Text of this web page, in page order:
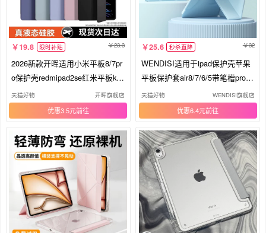
19.8 限时补贴 23.3
2026新款开晖适用小米平板8/7pr
o保护壳redmipad2se红米平板kpa
d2保护套5防摔8.8新品6spro电脑
11全包11.2寸6
天猫好物 开晖旗舰店
优惠3.5元
25.6 秒杀直降 32
WENDISI适用于ipad保护壳苹果
平板保护套air8/7/6/5带笔槽pro11
寸2/3第10五8九六八代2024全包
防摔弯轻薄y型
天猫好物 WENDISI旗舰店
优惠6.4元